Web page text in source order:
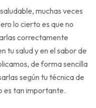
muchas veces
lo cierto es que no
correctamente
tu salud y en el sabor de
de forma sencilla
según tu técnica de
es tan importante.